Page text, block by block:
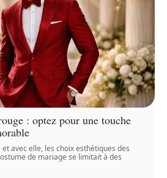
: optez pour une touche
avec elle, les choix esthétiques des
de mariage se limitait à des